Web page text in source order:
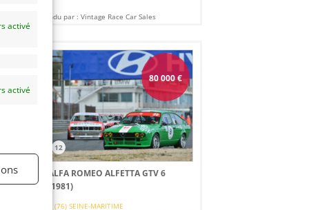
activé
activé
Vendu par : Vintage Race Car Sales
80 000€
12
ALFA ROMEO ALFETTA GTV 6
(1981)
(76) SEINE-MARITIME